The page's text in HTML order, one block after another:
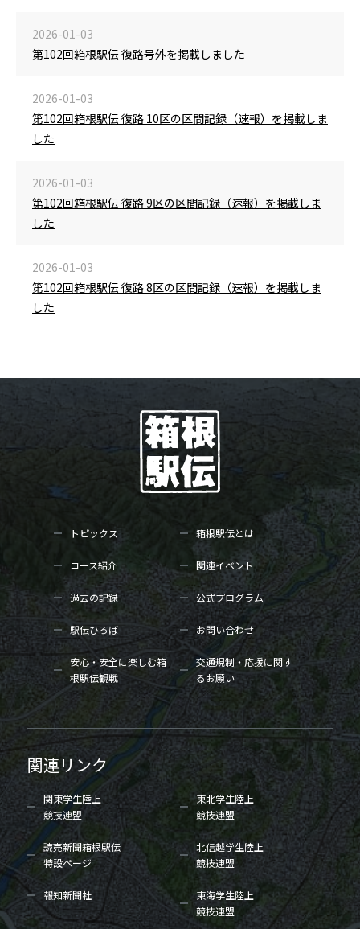
2026-01-03
第102回箱根駅伝 復路号外を掲載しました
2026-01-03
第102回箱根駅伝 復路 10区の区間記録（速報）を掲載しま
した
2026-01-03
第102回箱根駅伝 復路 9区の区間記録（速報）を掲載しま
した
2026-01-03
第102回箱根駅伝 復路 8区の区間記録（速報）を掲載しま
した
トピックス 箱根駅伝とは
コース紹介 関連イベント
過去の記録 公式プログラム
駅伝ひろば お問い合わせ
安心・安全に楽しむ箱
根駅伝観戦
交通規制・応援に関す
るお願い
関連リンク
関東学生陸上
競技連盟
東北学生陸上
競技連盟
読売新聞箱根駅伝
特設ページ
北信越学生陸上
競技連盟
報知新聞社
東海学生陸上
競技連盟